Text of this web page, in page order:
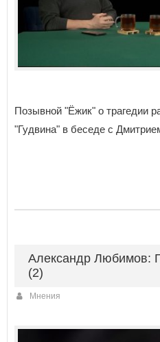
Позывной "Ёжик" о трагедии
"Гудвина" в беседе с
Александр Любимов:
(2)
Мнения